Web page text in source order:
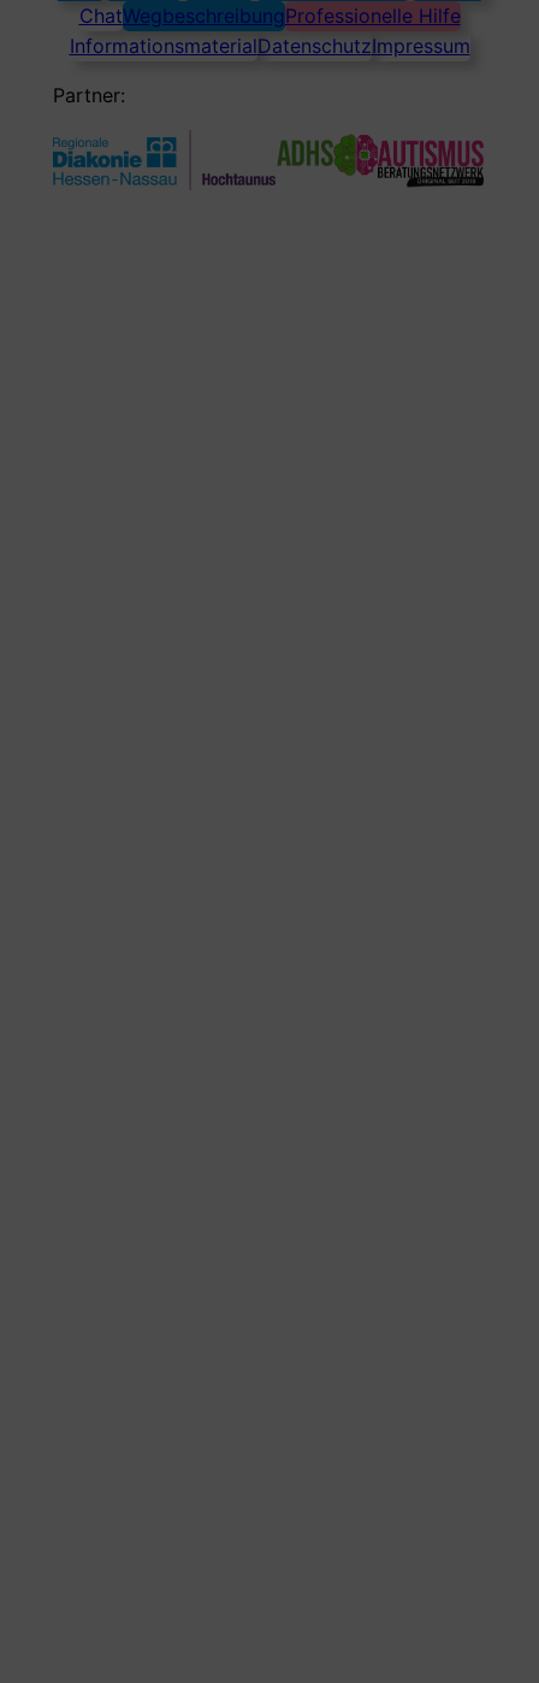
ChatWegbeschreibungProfessionelle Hilfe
InformationsmaterialDatenschutzImpressum
Partner: